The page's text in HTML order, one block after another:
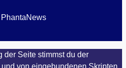
der Seite stimmst du der
von eingebundenen Skripten